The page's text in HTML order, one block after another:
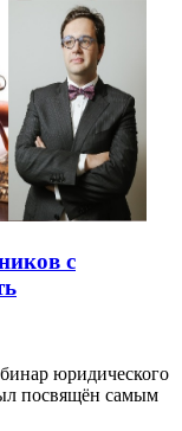
с
юридического
посвящён самым